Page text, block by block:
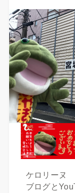
ケロリーヌ
ブログと